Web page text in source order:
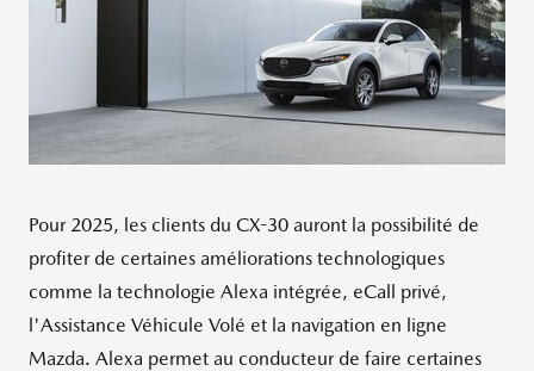
Pour 2025, les clients du CX-30 auront la possibilité de
profiter de certaines améliorations technologiques
comme la technologie Alexa intégrée, eCall privé,
l'Assistance Véhicule Volé et la navigation en ligne
Mazda. Alexa permet au conducteur de faire certaines